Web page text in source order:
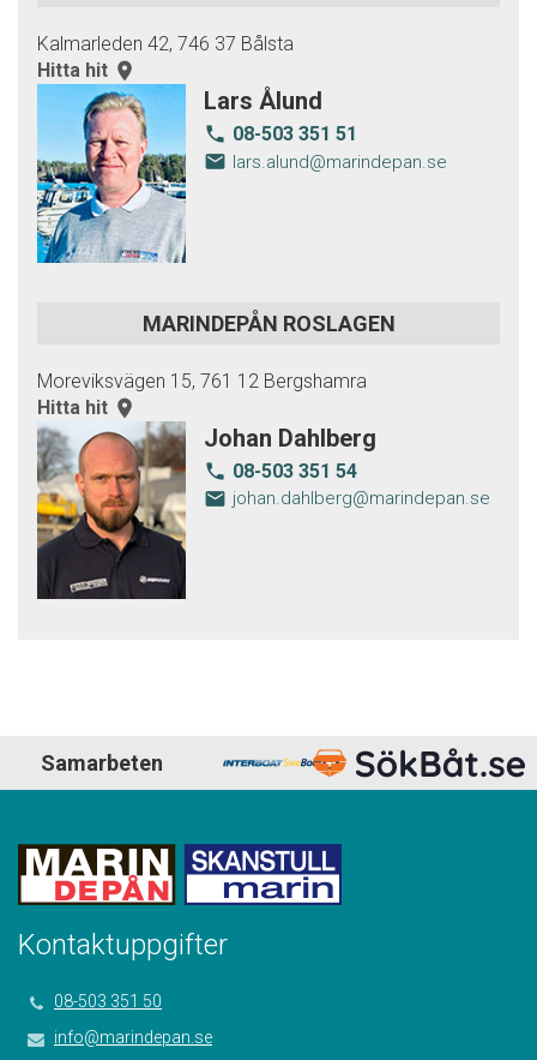
Kalmarleden 42, 746 37 Bålsta
Hitta hit room
Lars Ålund
local_phone 08-503 351 51
email lars.alund@marindepan.se
MARINDEPÅN ROSLAGEN
Moreviksvägen 15, 761 12 Bergshamra
Hitta hit room
Johan Dahlberg
local_phone 08-503 351 54
email johan.dahlberg@marindepan.se
Samarbeten
Kontaktuppgifter
08-503 351 50
info@marindepan.se